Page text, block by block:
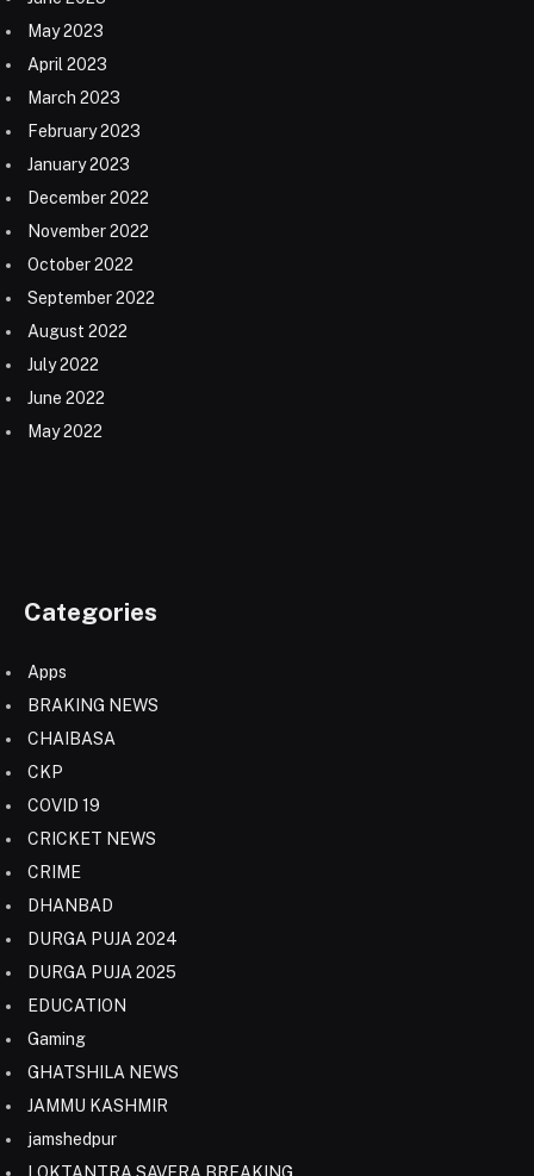
May 2023
April 2023
March 2023
February 2023
January 2023
December 2022
November 2022
October 2022
September 2022
August 2022
July 2022
June 2022
May 2022
Categories
Apps
BRAKING NEWS
CHAIBASA
CKP
COVID 19
CRICKET NEWS
CRIME
DHANBAD
DURGA PUJA 2024
DURGA PUJA 2025
EDUCATION
Gaming
GHATSHILA NEWS
JAMMU KASHMIR
jamshedpur